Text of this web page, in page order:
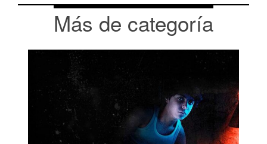
Más de categoría